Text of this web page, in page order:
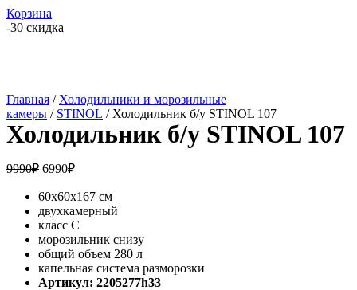
Корзина
-30 скидка
Главная / Холодильники и морозильные
камеры / STINOL / Холодильник б/у STINOL 107
Холодильник б/у STINOL 107
9990₽ 6990₽
60x60x167 см
двухкамерный
класс C
морозильник снизу
общий объем 280 л
капельная система разморозки
Артикул: 2205277h33